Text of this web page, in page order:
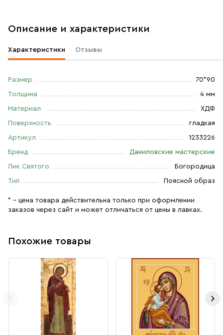
Описание и характеристики
Характеристики Отзывы
Размер 70*90
Толщина 4 мм
Материал ХДФ
Поверхность гладкая
Артикул 1233226
Бренд Даниловские мастерские
Лик Святого Богородица
Тип Поясной образ
* – цена товара действительна только при оформлении
заказов через сайт и может отличаться от цены в лавках.
Похожие товары